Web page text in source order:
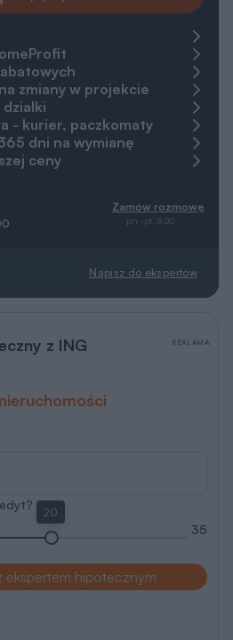
zmiany w projekcie
- kurier, paczkomaty
dni na wymianę
ceny
Zamów rozmowę
pn.-pt. 8-20
Napisz do ekspertów
z ING
20
35
ekspertem hipotecznym
REKLAMA